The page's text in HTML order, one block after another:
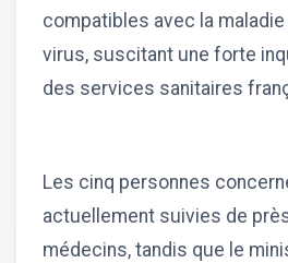
compatibles avec la
virus, suscitant une forte
des services sanitaires
Les cinq personnes
actuellement suivies de
médecins, tandis que le